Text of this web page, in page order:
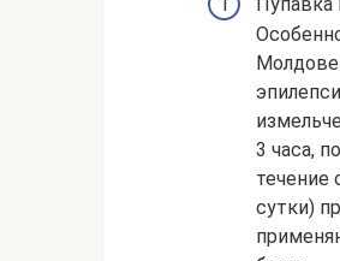
3 часа,
течение
сутки)